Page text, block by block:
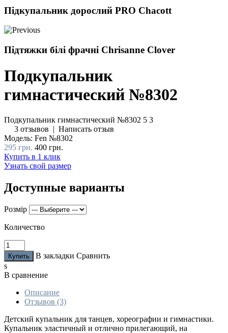
Підкупальник дорослий PRO Chacott
Підтяжки білі фрачні Chrisanne Clover
Подкупальник
гимнастический №8302
Подкупальник гимнастический №8302 5 3
3 отзывов | Написать отзыв
Модель: Fen №8302
295 грн. 400 грн.
Купить в 1 клик
Узнать свой размер
Доступные варианты
Розмір
Количество
В закладки Сравнить
s
В сравнение
Описание
Отзывов (3)
Детский купальник для танцев, хореографии и гимнастики.
Купальник эластичный и отлично прилегающий, на